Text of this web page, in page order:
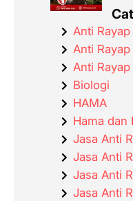
Anti
Anti
Anti
Biologi
HAMA
Hama dan
Jasa Anti
Jasa Anti
Jasa Anti
Jasa Anti